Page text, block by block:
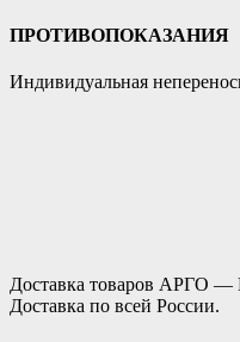
ПРОТИВОПОКАЗАНИЯ
Индивидуальная
Доставка товаров АРГО —
Доставка по всей России.